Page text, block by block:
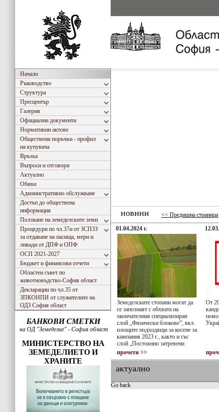
Начало
Ръководство
Структура
Пресцентър
Галерия
Официални документи
Нормативни актове
Обществени поръчки - профил
на купувача
Връзка
Въпроси и отговори
Актуално
Обяви
Административно обслужване
Достъп до обществена
информация
Ползване на земеделските земи
Процедури по чл.37и от ЗСПЗЗ
за отдаване на пасища, мери и
ливади от ДПФ и ОПФ
ОСП 2021-2027
Бюджет и финансови отчети
Областен съвет по
животновъдство-София област
Декларации по чл.35 от
ЗПКОНПИ от служителите на
ОДЗ София област
БАНКОВИ СМЕТКИ
на ОД "Земеделие" - София област
МИНИСТЕРСТВО НА
ЗЕМЕДЕЛИЕТО И
ХРАНИТЕ
новини
01.04.2024 г.
Земеделските стопани могат да
се запознаят с обхвата на
окончателния специализиран
слой „Физически блокове”, вкл.
площите подходящи за косене за
кампания 2023 г., както и със
слой „Постоянно затревени
площи“
прочети >>
От
<< Предишна страница
актуално
Go back